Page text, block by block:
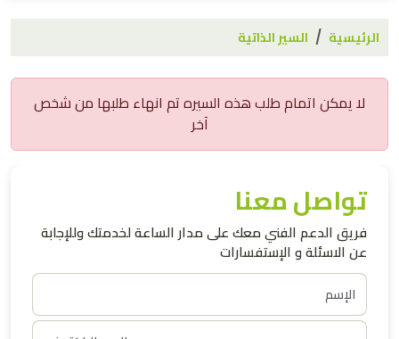
الرئيسية السير الذاتية
لا يمكن اتمام طلب هذه السيره تم انهاء طلبها من شخص
آخر
تواصل معنا
فريق الدعم الفني معك على مدار الساعة لخدمتك وللإجابة
عن الاسئلة و الإستفسارات